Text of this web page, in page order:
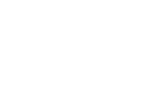
connect.us-east-1.aws